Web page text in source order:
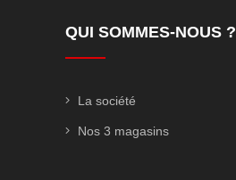
QUI SOMMES-NOUS ?
La société
Nos 3 magasins